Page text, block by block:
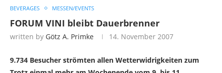
BEVERAGES MESSEN/EVENTS
FORUM VINI bleibt Dauerbrenner
written by Götz A. Primke 14. November 2007
9.734 Besucher strömten allen Wetterwidrigkeiten zum